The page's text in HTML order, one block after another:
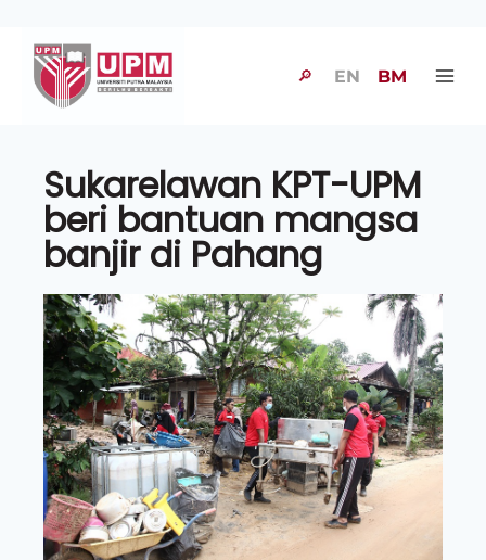
🔎 EN BM
Sukarelawan KPT-UPM
beri bantuan mangsa
banjir di Pahang